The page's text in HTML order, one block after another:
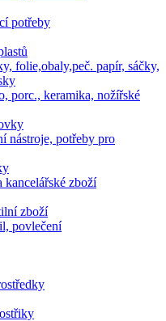
potřeby
folie,obaly,peč. papír, sáčky,
porc., keramika, nožířské
nástroje, potřeby pro
kancelářské zboží
zboží
povlečení